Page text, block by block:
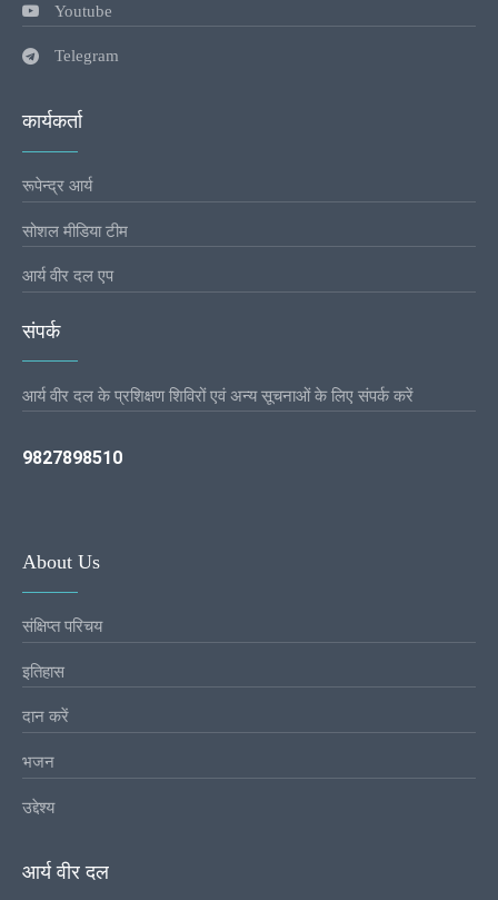
Youtube
Telegram
कार्यकर्ता
रूपेन्द्र आर्य
सोशल मीडिया टीम
आर्य वीर दल एप
संपर्क
आर्य वीर दल के प्रशिक्षण शिविरों एवं अन्य सूचनाओं के लिए संपर्क करें
9827898510
About Us
संक्षिप्त परिचय
इतिहास
दान करें
भजन
उद्देश्य
आर्य वीर दल